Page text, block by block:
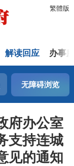
繁體版
解读回应 办事
无障碍浏览
府办公室
支持连城
见的通知